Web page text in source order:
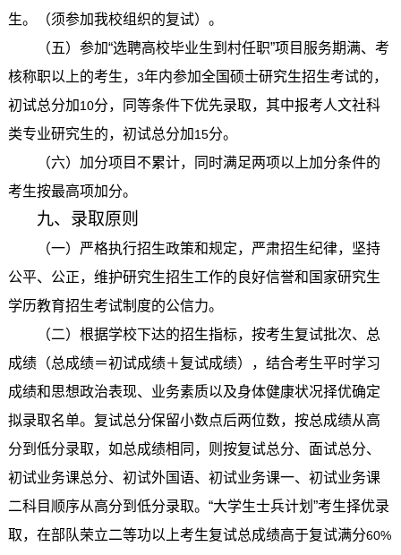
生。（须参加我校组织的复试）。
（五）参加“选聘高校毕业生到村任职”项目服务期满、考
核称职以上的考生， 3年内参加全国硕士研究生招生考试的，
初试总分加10分，同等条件下优先录取，其中报考人文社科
类专业研究生的，初试总分加15分。
（六）加分项目不累计，同时满足两项以上加分条件的
考生按最高项加分。
九、录取原则
（一）严格执行招生政策和规定，严肃招生纪律，坚持
公平、公正，维护研究生招生工作的良好信誉和国家研究生
学历教育招生考试制度的公信力。
（二）根据学校下达的招生指标，按考生复试批次、总
成绩（总成绩＝初试成绩＋复试成绩），结合考生平时学习
成绩和思想政治表现、业务素质以及身体健康状况择优确定
拟录取名单。复试总分保留小数点后两位数，按总成绩从高
分到低分录取，如总成绩相同，则按复试总分、面试总分、
初试业务课总分、初试外国语、初试业务课一、初试业务课
二科目顺序从高分到低分录取。“大学生士兵计划”考生择优录
取，在部队荣立二等功以上考生复试总成绩高于复试满分60%